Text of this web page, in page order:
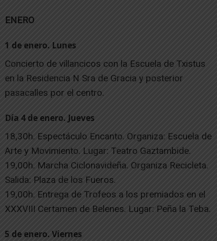
ENERO
1 de enero. Lunes
Concierto de villancicos con la Escuela de Txistus
en la Residencia N Sra de Gracia y posterior
pasacalles por el centro.
Día 4 de enero. Jueves
18,30h. Espectáculo Encanto. Organiza: Escuela de
Arte y Movimiento. Lugar: Teatro Gaztambide.
19,00h. Marcha Ciclonavideña. Organiza Recicleta.
Salida: Plaza de los Fueros.
19,00h. Entrega de Trofeos a los premiados en el
XXXVIII Certamen de Belenes. Lugar: Peña la Teba.
5 de enero. Viernes